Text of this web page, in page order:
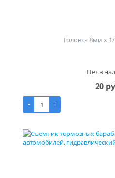
Головка 8мм х
Нет в
20
-
+